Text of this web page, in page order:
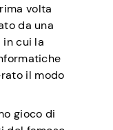
volta
da una
cui la
il modo
gioco di